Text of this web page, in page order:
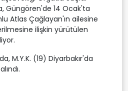
Güngören'de 14 Ocak'ta
Atlas Çağlayan'ın ailesine
ilişkin yürütülen
M.Y.K. (19) Diyarbakır'da